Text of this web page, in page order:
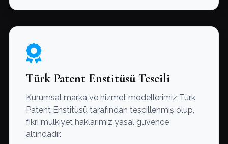
Türk Patent Enstitüsü Tescili
Kurumsal marka ve hizmet modellerimiz Türk
Patent Enstitüsü tarafından tescillenmiş olup,
fikri mülkiyet haklarımız yasal güvence
altındadır.